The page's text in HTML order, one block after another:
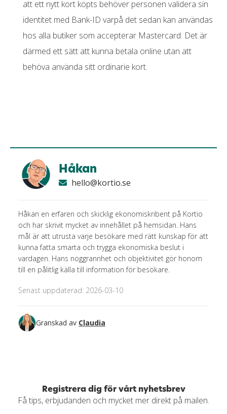
att ett nytt kort köpts behöver personen validera sin
identitet med Bank-ID varpå det sedan kan användas
hos alla butiker som accepterar Mastercard. Det är
därmed ett sätt att kunna betala online utan att
behöva använda sitt ordinarie kort.
Håkan
hello@kortio.se
Håkan en erfaren och skicklig ekonomiskribent på Kortio
och har skrivit mycket av innehållet på hemsidan. Hans
mål är att utrusta varje besökare med rätt kunskap för att
kunna fatta smarta och trygga ekonomiska beslut i
vardagen. Hans noggrannhet och objektivitet gör honom
till en pålitlig källa till information för besökare.
Senast uppdaterad: 2026-03-10
Granskad av Claudia
Registrera dig för vårt nyhetsbrev
Få tips, erbjudanden och mycket mer direkt på mailen.